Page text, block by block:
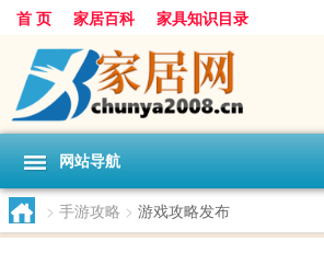
首 页 家居百科 家具知识目录
网站导航
> 手游攻略 > 游戏攻略发布